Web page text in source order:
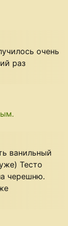
очень
раз
ванильный
Тесто
черешню.